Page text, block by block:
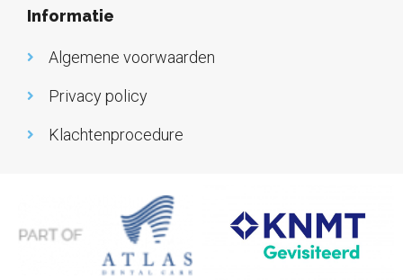
Informatie
Algemene voorwaarden
Privacy policy
Klachtenprocedure